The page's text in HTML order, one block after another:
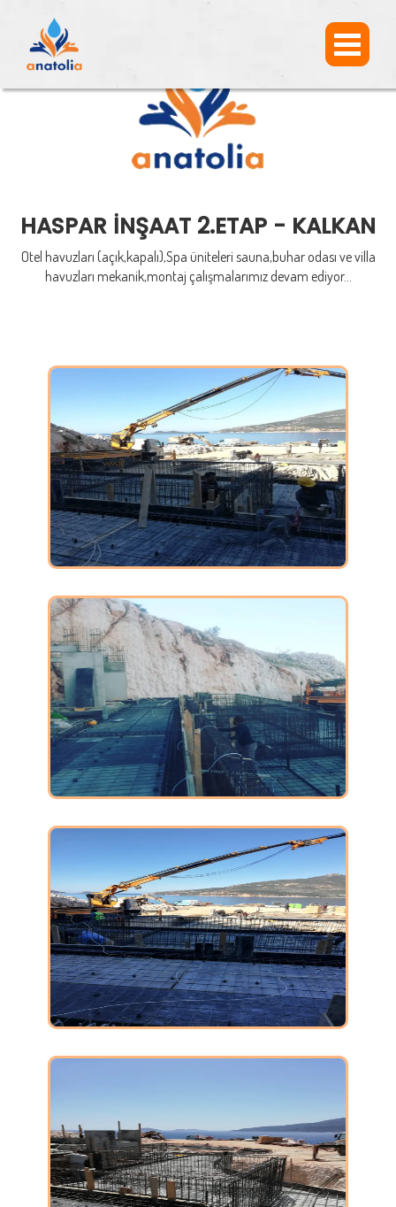
HASPAR İNŞAAT 2.ETAP - KALKAN
Otel havuzları (açık,kapalı),Spa üniteleri sauna,buhar odası ve villa
havuzları mekanik,montaj çalışmalarımız devam ediyor...